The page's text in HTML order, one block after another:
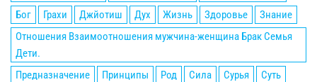
Бог
Грахи Джйотиш Дух Жизнь Здоровье
Знание
Отношения Взаимоотношения мужчина-женщина Брак Семья
Дети.
Предназначение
Принципы Род Сила Сурья
Суть